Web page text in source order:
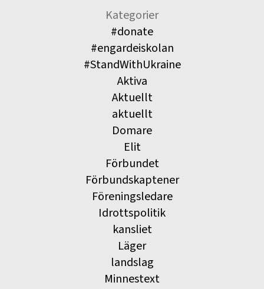
Kategorier
#donate
#engardeiskolan
#StandWithUkraine
Aktiva
Aktuellt
aktuellt
Domare
Elit
Förbundet
Förbundskaptener
Föreningsledare
Idrottspolitik
kansliet
Läger
landslag
Minnestext